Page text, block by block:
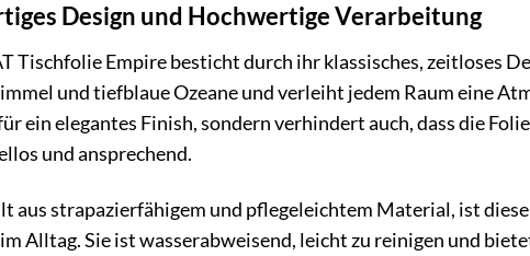
Design und Hochwertige Verarbeitung
Tischfolie Empire besticht durch ihr klassisches, zeitloses
und tiefblaue Ozeane und verleiht jedem Raum eine
ein elegantes Finish, sondern verhindert auch, dass die
und ansprechend.
aus strapazierfähigem und pflegeleichtem Material, ist
Alltag. Sie ist wasserabweisend, leicht zu reinigen und